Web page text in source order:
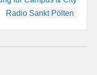
Radio Sankt Pölten